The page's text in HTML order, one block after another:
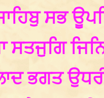
ਸਭ
ਸਤਜੁਗਿ
ਭਗਤ